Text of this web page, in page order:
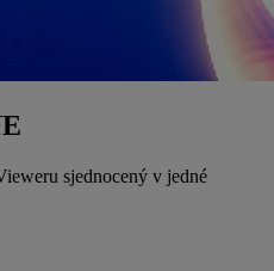
sjednocený v jedné